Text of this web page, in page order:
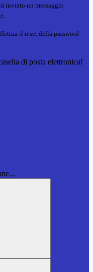
inviato un messaggio
il reset della password
di posta elettronica!